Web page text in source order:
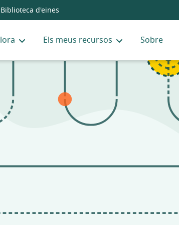
Biblioteca d'eines
Els meus recursos Sobre